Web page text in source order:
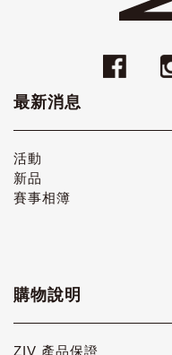
最新消息
活動
新品
賽事相簿
購物說明
ZIV 產品保證